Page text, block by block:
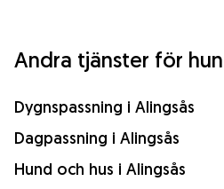
Andra tjänster för
Dygnspassning i Alingsås
Dagpassning i Alingsås
Hund och hus i Alingsås